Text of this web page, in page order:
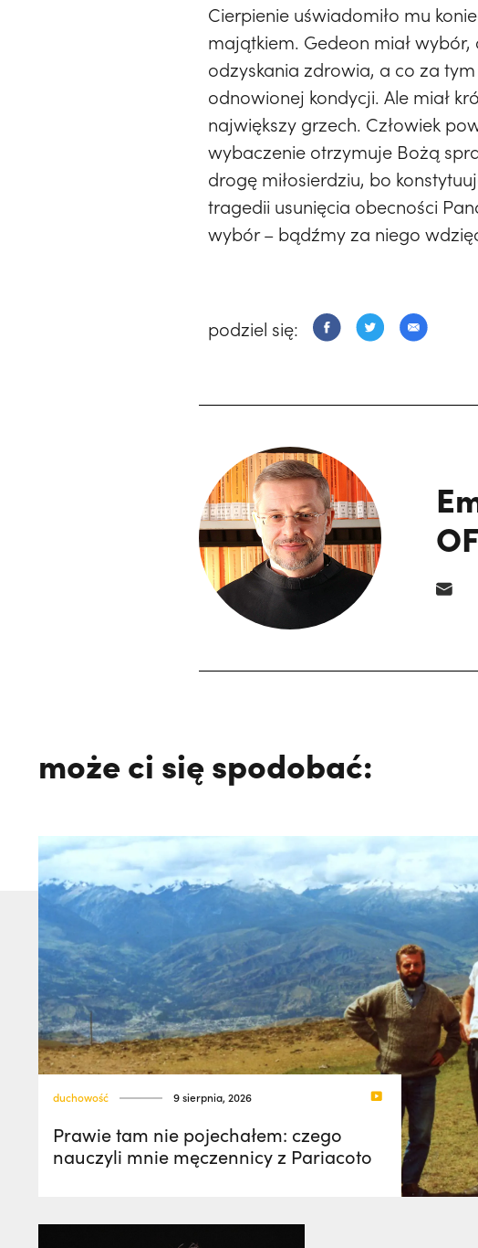
Cierpienie uświadomiło mu
majątkiem. Gedeon miał wybór,
odzyskania zdrowia, a co za
odnowionej kondycji. Ale miał
największy grzech. Człowiek
wybaczenie otrzymuje Bożą
drogę miłosierdziu, bo
tragedii usunięcia obecności
wybór – bądźmy za niego
podziel się:
może ci się spodobać:
duchowość 9 sierpnia, 2026
Prawie tam nie pojechałem: czego
nauczyli mnie męczennicy z Pariacoto